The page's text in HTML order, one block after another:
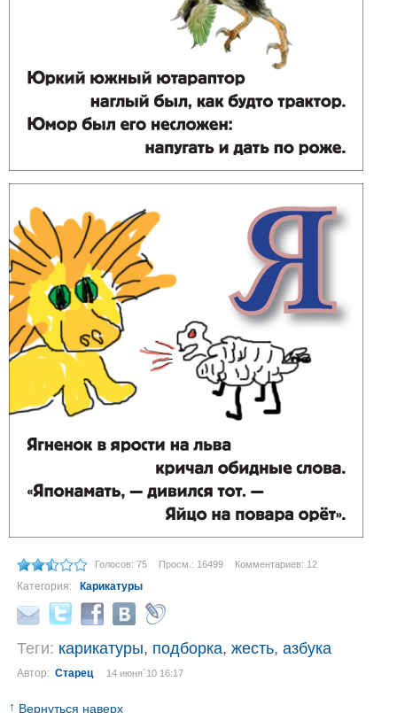
Голосов: 75 Просм.: 16499 Комментариев: 12
Категория: Карикатуры
Теги: карикатуры, подборка, жесть, азбука
Автор: Старец 14 июня´10 16:17
↑ Вернуться наверх